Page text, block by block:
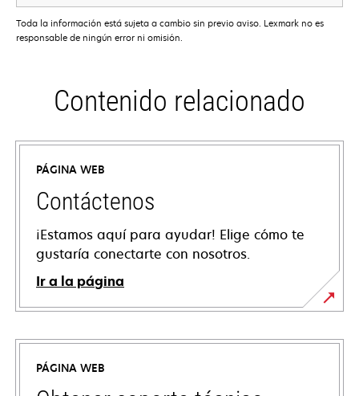
Toda la información está sujeta a cambio sin previo aviso. Lexmark no es
responsable de ningún error ni omisión.
Contenido relacionado
PÁGINA WEB
Contáctenos
¡Estamos aquí para ayudar! Elige cómo te
gustaría conectarte con nosotros.
Ir a la página
PÁGINA WEB